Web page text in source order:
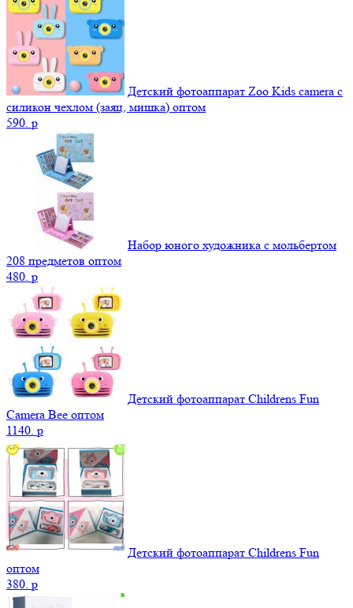
Детский фотоаппарат Zoo Kids camera c
силикон чехлом (заяц, мишка) оптом
590. p
Набор юного художника с мольбертом
208 предметов оптом
480. p
Детский фотоаппарат Childrens Fun
Camera Bee оптом
1140. p
Детский фотоаппарат Childrens Fun
оптом
380. p